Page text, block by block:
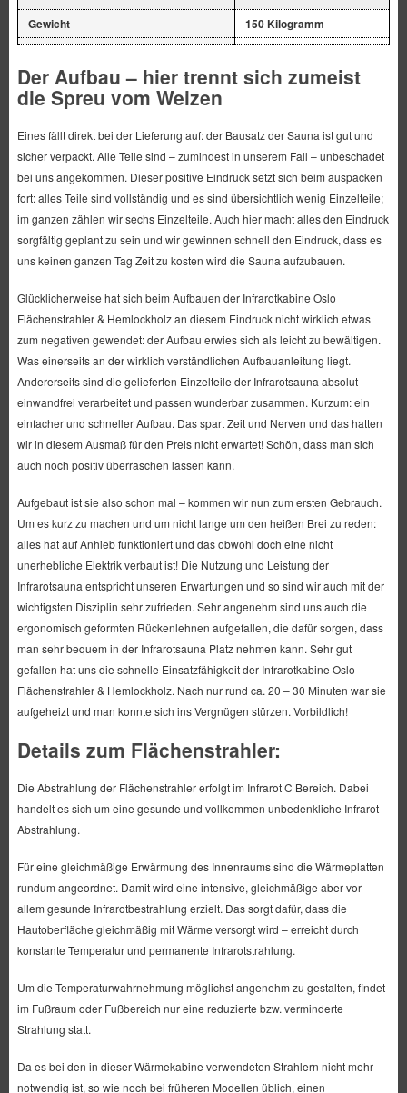
Gewicht
150 Kilogramm
Der Aufbau – hier trennt sich zumeist
die Spreu vom Weizen
Eines fällt direkt bei der Lieferung auf: der Bausatz der Sauna ist gut und
sicher verpackt. Alle Teile sind – zumindest in unserem Fall – unbeschadet
bei uns angekommen. Dieser positive Eindruck setzt sich beim auspacken
fort: alles Teile sind vollständig und es sind übersichtlich wenig Einzelteile;
im ganzen zählen wir sechs Einzelteile. Auch hier macht alles den Eindruck
sorgfältig geplant zu sein und wir gewinnen schnell den Eindruck, dass es
uns keinen ganzen Tag Zeit zu kosten wird die Sauna aufzubauen.
Glücklicherweise hat sich beim Aufbauen der Infrarotkabine Oslo
Flächenstrahler & Hemlockholz an diesem Eindruck nicht wirklich etwas
zum negativen gewendet: der Aufbau erwies sich als leicht zu bewältigen.
Was einerseits an der wirklich verständlichen Aufbauanleitung liegt.
Andererseits sind die gelieferten Einzelteile der Infrarotsauna absolut
einwandfrei verarbeitet und passen wunderbar zusammen. Kurzum: ein
einfacher und schneller Aufbau. Das spart Zeit und Nerven und das hatten
wir in diesem Ausmaß für den Preis nicht erwartet! Schön, dass man sich
auch noch positiv überraschen lassen kann.
Aufgebaut ist sie also schon mal – kommen wir nun zum ersten Gebrauch.
Um es kurz zu machen und um nicht lange um den heißen Brei zu reden:
alles hat auf Anhieb funktioniert und das obwohl doch eine nicht
unerhebliche Elektrik verbaut ist! Die Nutzung und Leistung der
Infrarotsauna entspricht unseren Erwartungen und so sind wir auch mit der
wichtigsten Disziplin sehr zufrieden. Sehr angenehm sind uns auch die
ergonomisch geformten Rückenlehnen aufgefallen, die dafür sorgen, dass
man sehr bequem in der Infrarotsauna Platz nehmen kann. Sehr gut
gefallen hat uns die schnelle Einsatzfähigkeit der Infrarotkabine Oslo
Flächenstrahler & Hemlockholz. Nach nur rund ca. 20 – 30 Minuten war sie
aufgeheizt und man konnte sich ins Vergnügen stürzen. Vorbildlich!
Details zum Flächenstrahler:
Die Abstrahlung der Flächenstrahler erfolgt im Infrarot C Bereich. Dabei
handelt es sich um eine gesunde und vollkommen unbedenkliche Infrarot
Abstrahlung.
Für eine gleichmäßige Erwärmung des Innenraums sind die Wärmeplatten
rundum angeordnet. Damit wird eine intensive, gleichmäßige aber vor
allem gesunde Infrarotbestrahlung erzielt. Das sorgt dafür, dass die
Hautoberfläche gleichmäßig mit Wärme versorgt wird – erreicht durch
konstante Temperatur und permanente Infrarotstrahlung.
Um die Temperaturwahrnehmung möglichst angenehm zu gestalten, findet
im Fußraum oder Fußbereich nur eine reduzierte bzw. verminderte
Strahlung statt.
Da es bei den in dieser Wärmekabine verwendeten Strahlern nicht mehr
notwendig ist, so wie noch bei früheren Modellen üblich, einen